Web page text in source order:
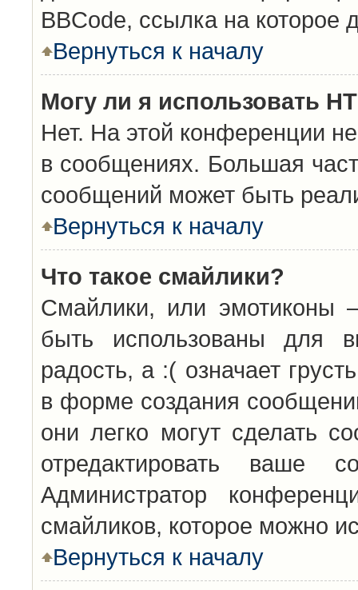
BBCode, ссылка на
Вернуться к началу
Могу ли я использовать
Нет. На этой конференции
в сообщениях. Большая
сообщений может быть
Вернуться к началу
Что такое смайлики?
Смайлики, или эмотиконы
быть использованы для
радость, а :( означает
в форме создания
они легко могут сделать
отредактировать ваше
Администратор
смайликов, которое можно
Вернуться к началу